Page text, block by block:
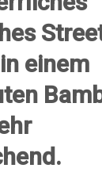
einem